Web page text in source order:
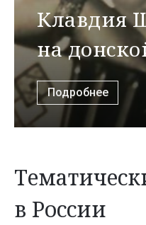
Клавдия
на
Подробнее
в России